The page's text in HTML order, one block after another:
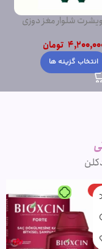
شلوار مغز دوزی
تومان
انتخاب گزینه ها